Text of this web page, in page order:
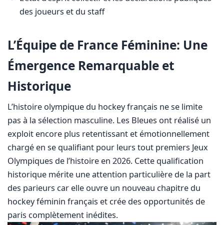
des joueurs et du staff
L’Équipe de France Féminine: Une
Émergence Remarquable et
Historique
L’histoire olympique du hockey français ne se limite
pas à la sélection masculine. Les Bleues ont réalisé un
exploit encore plus retentissant et émotionnellement
chargé en se qualifiant pour leurs tout premiers Jeux
Olympiques de l’histoire en 2026. Cette qualification
historique mérite une attention particulière de la part
des parieurs car elle ouvre un nouveau chapitre du
hockey féminin français et crée des opportunités de
paris complètement inédites.